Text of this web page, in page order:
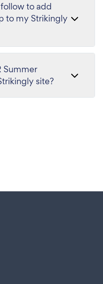
to add
to my Strikingly
Summer
site?